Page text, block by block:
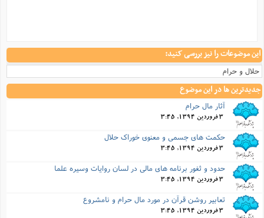
این موضوعات را نیز بررسی کنید:
حلال و حرام
جدیدترین ها در این موضوع
آثار مال حرام
3 فروردین 1394, 3:45
حکمت های جسمی و معنوی خوراک حلال
3 فروردین 1394, 3:45
حدود و ثغور برنامه های مالی در لسان روایات وسیره علما
3 فروردین 1394, 3:45
تعابیر روشن قرآن در مورد مال حرام و نامشروع
3 فروردین 1394, 3:45